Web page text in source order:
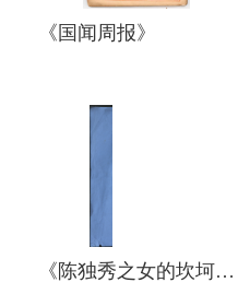
《国闻周报》
《陈独秀之女的坎坷人